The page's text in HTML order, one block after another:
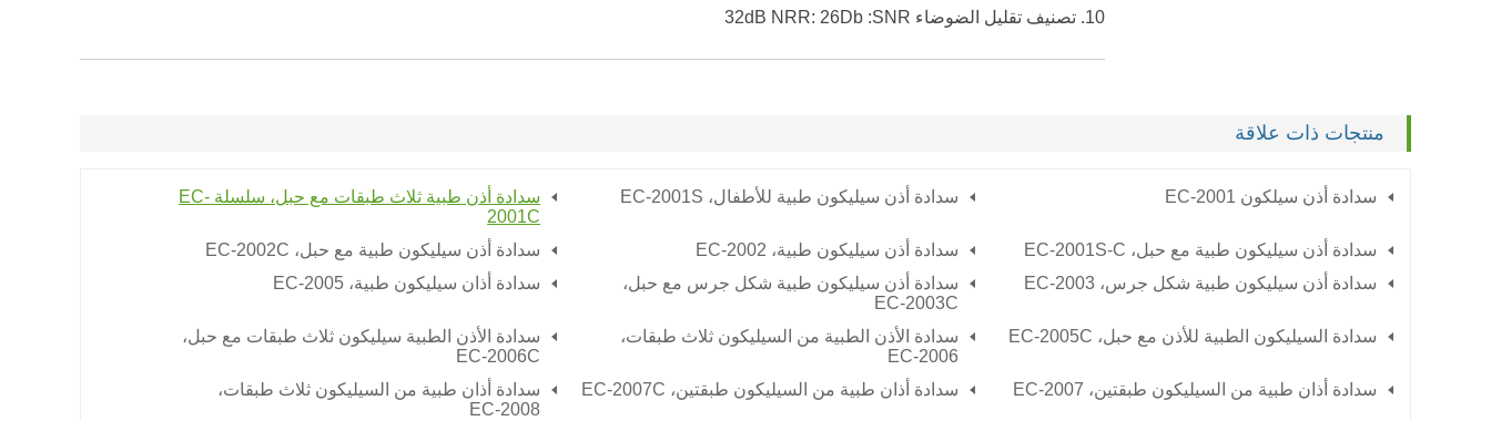
تصنيف تقليل الضوضاء SNR
: 32dB
NRR: 26Db
منتجات ذات علاقة
سدادة أذن سيلكون EC-2001 سدادة أذن سيليكون طبية للأطفال، EC-2001S
سدادة أذن طبية ثلاث طبقات مع حبل، سلسلة EC-
2001C
سدادة أذن سيليكون طبية مع حبل، EC-2001S-C
سدادة أذن سيليكون طبية، EC-2002 سدادة أذن سيليكون طبية مع حبل، EC-2002C
سدادة أذن سيليكون طبية شكل جرس، EC-2003
سدادة أذن سيليكون طبية شكل جرس مع حبل،
EC-2003C
سدادة أذان سيليكون طبية، EC-2005
سدادة السيليكون الطبية للأذن مع حبل، EC-2005C
سدادة الأذن الطبية من السيليكون ثلاث طبقات،
EC-2006
سدادة الأذن الطبية سيليكون ثلاث طبقات مع حبل،
EC-2006C
سدادة أذان طبية من السيليكون طبقتين، EC-2007 سدادة أذان طبية من السيليكون طبقتين، EC-2007C
سدادة أذان طبية من السيليكون ثلاث طبقات،
EC-2008